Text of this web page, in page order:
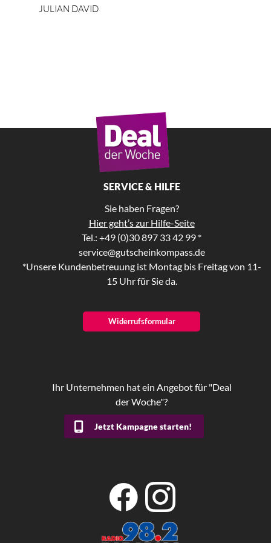
JULIAN DAVID
SERVICE & HILFE
Sie haben Fragen?
Hier geht’s zur Hilfe-Seite
Tel.: +49 (0)30 897 33 42 99 *
service@gutscheinkompass.de
*Unsere Kundenbetreuung ist Montag bis Freitag von 11-
15 Uhr für Sie da.
Widerrufsformular
Ihr Unternehmen hat ein Angebot für "Deal
der Woche"?
Jetzt Kampagne starten!